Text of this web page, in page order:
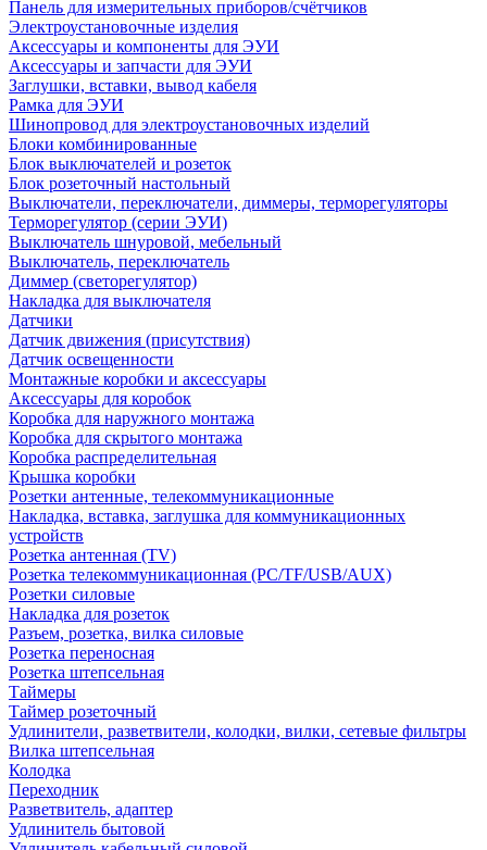
Панель для измерительных приборов/счётчиков
Электроустановочные изделия
Аксессуары и компоненты для ЭУИ
Аксессуары и запчасти для ЭУИ
Заглушки, вставки, вывод кабеля
Рамка для ЭУИ
Шинопровод для электроустановочных изделий
Блоки комбинированные
Блок выключателей и розеток
Блок розеточный настольный
Выключатели, переключатели, диммеры, терморегуляторы
Терморегулятор (серии ЭУИ)
Выключатель шнуровой, мебельный
Выключатель, переключатель
Диммер (светорегулятор)
Накладка для выключателя
Датчики
Датчик движения (присутствия)
Датчик освещенности
Монтажные коробки и аксессуары
Аксессуары для коробок
Коробка для наружного монтажа
Коробка для скрытого монтажа
Коробка распределительная
Крышка коробки
Розетки антенные, телекоммуникационные
Накладка, вставка, заглушка для коммуникационных
устройств
Розетка антенная (TV)
Розетка телекоммуникационная (PC/TF/USB/AUX)
Розетки силовые
Накладка для розеток
Разъем, розетка, вилка силовые
Розетка переносная
Розетка штепсельная
Таймеры
Таймер розеточный
Удлинители, разветвители, колодки, вилки, сетевые фильтры
Вилка штепсельная
Колодка
Переходник
Разветвитель, адаптер
Удлинитель бытовой